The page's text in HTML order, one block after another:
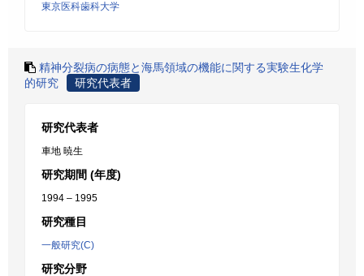
東京医科歯科大学
精神分裂病の病態と海馬領域の機能に関する実験生化学
的研究
研究代表者
研究代表者
車地 暁生
研究期間 (年度)
1994 – 1995
研究種目
一般研究(C)
研究分野